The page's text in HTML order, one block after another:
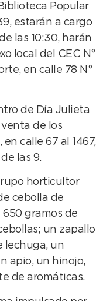
Popular
estarán a cargo
las 10:30, harán
local del CEC N°
en calle 78 N°
de Día Julieta
de los
calle 67 al 1467,
las 9.
horticultor
cebolla de
650 gramos de
un zapallo
lechuga, un
apio, un hinojo,
de aromáticas.